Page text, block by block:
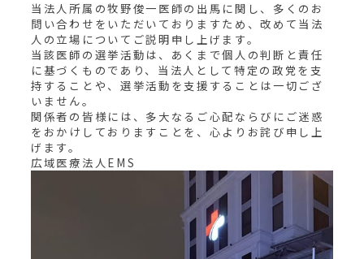
当法人所属の牧野俊一医師の出馬に関し、多くのお
問い合わせをいただいておりますため、改めて当法
人の立場についてご説明申し上げます。
当該医師の選挙活動は、あくまで個人の判断と責任
に基づくものであり、当法人として特定の政党を支
持することや、選挙活動を支援することは一切ござ
いません。
関係者の皆様には、多大なるご心配ならびにご迷惑
をおかけしておりますことを、心よりお詫び申し上
げます。
広域医療法人EMS